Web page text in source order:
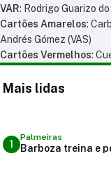
VAR: Rodrigo Guarizo
Cartões Amarelos:
Andrés Gómez (VAS)
Cartões Vermelhos:
Mais lidas
1
Palmeiras
Barboza treina e